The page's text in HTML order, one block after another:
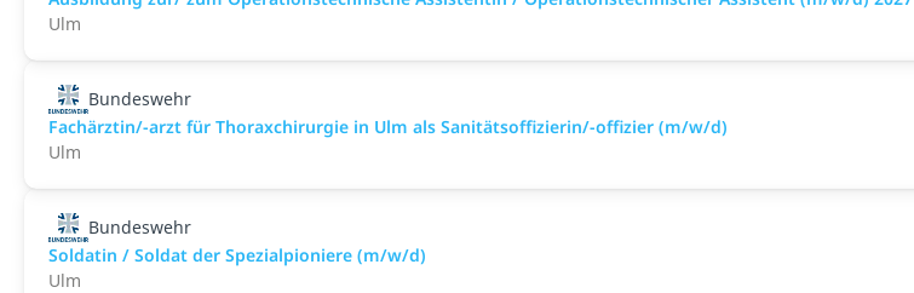
Ulm
Bundeswehr
Fachärztin/-arzt für Thoraxchirurgie in Ulm als Sanitätsoffizierin/-offizier (m/w/d)
Ulm
Bundeswehr
Soldatin / Soldat der Spezialpioniere (m/w/d)
Ulm